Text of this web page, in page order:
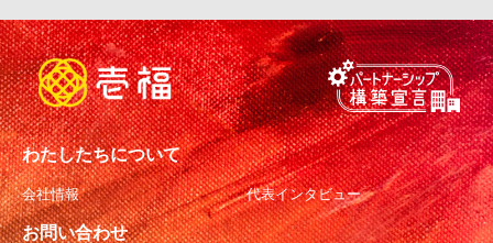
わたしたちについて
会社情報 代表インタビュー
お問い合わせ